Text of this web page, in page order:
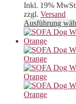
Inkl. 19%
zzgl. Versand
Ausführung